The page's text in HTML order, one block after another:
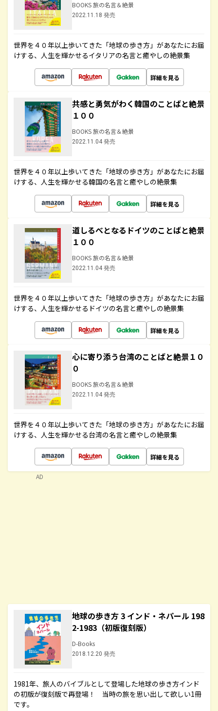
BOOKS 旅の名言＆絶景
2022.11.18 発売
世界を４０年以上歩いてきた「地球の歩き方」があなたにお届
けする、人生を輝かせるイタリアの名言と癒やしの絶景集
詳細を見る
共感と勇気がわく韓国のことばと絶景
１００
BOOKS 旅の名言＆絶景
2022.11.04 発売
世界を４０年以上歩いてきた「地球の歩き方」があなたにお届
けする、人生を輝かせる韓国の名言と癒やしの絶景集
詳細を見る
道しるべとなるドイツのことばと絶景
１００
BOOKS 旅の名言＆絶景
2022.11.04 発売
世界を４０年以上歩いてきた「地球の歩き方」があなたにお届
けする、人生を輝かせるドイツの名言と癒やしの絶景集
詳細を見る
心に寄り添う台湾のことばと絶景１０
０
BOOKS 旅の名言＆絶景
2022.11.04 発売
世界を４０年以上歩いてきた「地球の歩き方」があなたにお届
けする、人生を輝かせる台湾の名言と癒やしの絶景集
詳細を見る
地球の歩き方 3 インド・ネパール 198
2-1983（初版復刻版）
D-Books
2018.12.20 発売
1981年、旅人のバイブルとして登場した地球の歩き方インド
の初版が復刻版で再登場！ 当時の旅を思い出して欲しい1冊
です。
AD